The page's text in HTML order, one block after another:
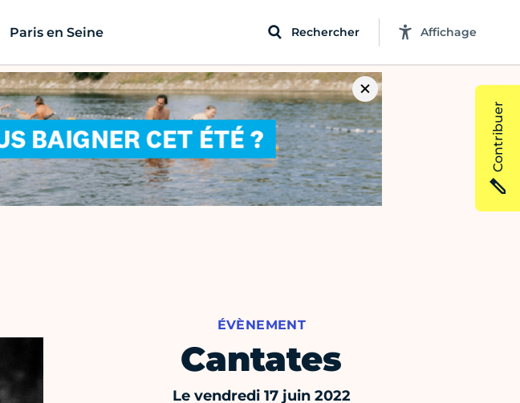
Paris en Seine Rechercher Affichage
ÉVÈNEMENT
Cantates
Le vendredi 17 juin 2022
Contribuer